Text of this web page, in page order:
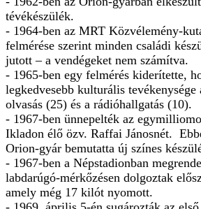
tévékészülék.
- 1964-ben az MRT Közvélemény-
felmérése szerint minden családi
jutott – a vendégeket nem számítva.
- 1965-ben egy felmérés kiderítette,
legkedvesebb kulturális tevékenysége
olvasás (25) és a rádióhallgatás (10).
- 1967-ben ünnepelték az
Ikladon élő özv. Raffai Jánosnét.
Orion-gyár bemutatta új színes
- 1967-ben a Népstadionban
labdarúgó-mérkőzésen dolgoztak
amely még 17 kilót nyomott.